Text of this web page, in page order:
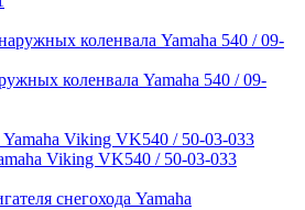
коленвала Yamaha 540 / 09-
Viking VK540 / 50-03-033